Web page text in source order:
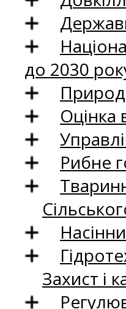
до 2030
Оцінка
Рибне
Захист і